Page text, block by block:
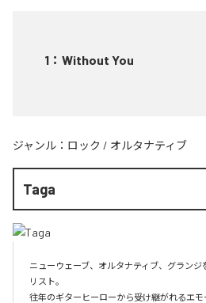
1 ： Without You
ジャンル： ロック / オルタナティブ
Taga
ニューウェーブ、オルタナティブ、グラン
リスト。
往年のギターヒーローから受け継がれるエモ